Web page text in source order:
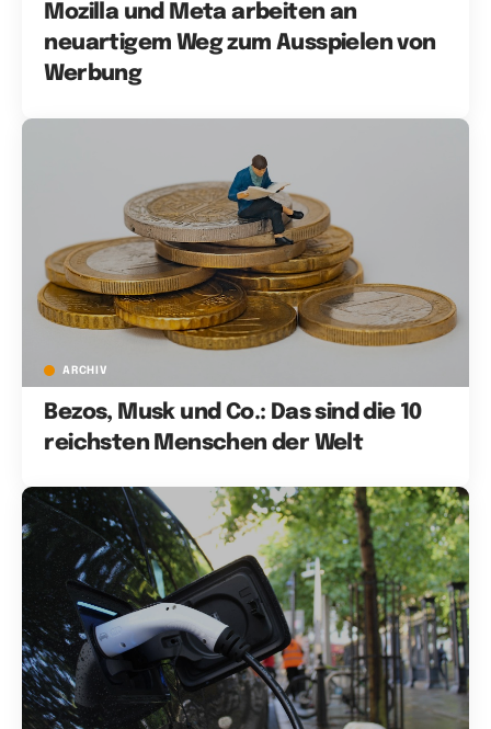
Mozilla und Meta arbeiten an
neuartigem Weg zum Ausspielen von
Werbung
ARCHIV
Bezos, Musk und Co.: Das sind die 10
reichsten Menschen der Welt